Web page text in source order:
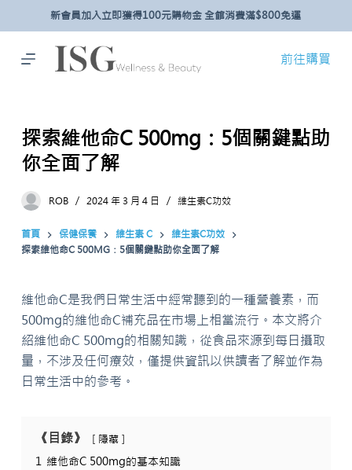
主
新會員加入立即獲得100元購物金 全館消費滿$800免運
前往購買
探索維他命C 500mg：5個關鍵點助
你全面了解
ROB 2024 年 3 月 4 日 維生素C功效
首頁 保健保養 維生素 C
維生素C功效
探索維他命C 500MG：5個關鍵點助你全面了解
維他命C是我們日常生活中經常聽到的一種營養素，而
500mg的維他命C補充品在市場上相當流行。本文將介
紹維他命C 500mg的相關知識，從食品來源到每日攝取
量，不涉及任何療效，僅提供資訊以供讀者了解並作為
日常生活中的參考。
《目錄》 隱藏
1 維他命C 500mg的基本知識